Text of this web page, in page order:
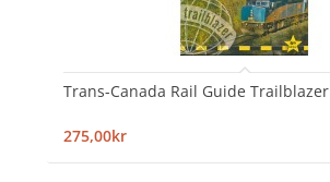
Trans-Canada Rail Guide Trailblazer
275,00kr